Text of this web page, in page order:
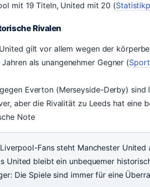
mit 19 Titeln, United mit 20 (
Rivalen
gilt vor allem wegen der
Jahren als unangenehmer Gegner (
Everton (Merseyside-Derby) sind
aber die Rivalität zu Leeds hat eine
Note
Fans steht Manchester United
United bleibt ein unbequemer
Die Spiele sind immer für eine